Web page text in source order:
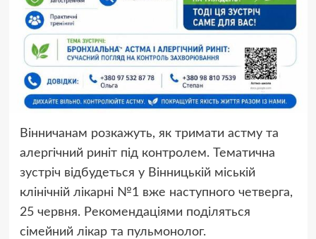
Вінничанам розкажуть, як тримати астму та
алергічний риніт під контролем. Тематична
зустріч відбудеться у Вінницькій міській
клінічній лікарні №1 вже наступного четверга,
25 червня. Рекомендаціями поділяться
сімейний лікар та пульмонолог.